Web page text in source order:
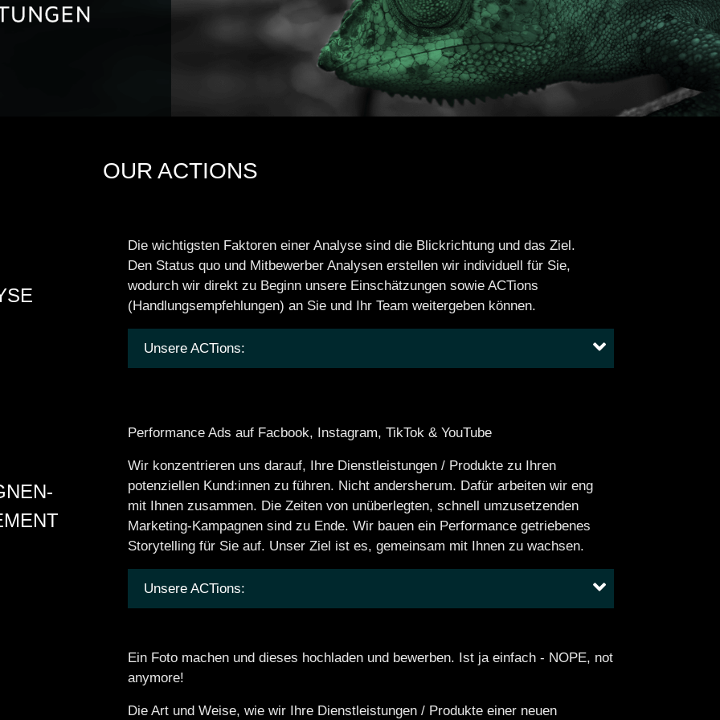
OUR ACTIONS
Die wichtigsten Faktoren einer Analyse sind die Blickrichtung und das Ziel.
Den Status quo und Mitbewerber Analysen erstellen wir individuell für Sie,
wodurch wir direkt zu Beginn unsere Einschätzungen sowie ACTions
(Handlungsempfehlungen) an Sie und Ihr Team weitergeben können.
Unsere ACTions:
Performance Ads auf Facbook, Instagram, TikTok & YouTube
Wir konzentrieren uns darauf, Ihre Dienstleistungen / Produkte zu Ihren
potenziellen Kund:innen zu führen. Nicht andersherum. Dafür arbeiten wir eng
mit Ihnen zusammen. Die Zeiten von unüberlegten, schnell umzusetzenden
Marketing-Kampagnen sind zu Ende. Wir bauen ein Performance getriebenes
Storytelling für Sie auf. Unser Ziel ist es, gemeinsam mit Ihnen zu wachsen.
Unsere ACTions:
Ein Foto machen und dieses hochladen und bewerben. Ist ja einfach - NOPE, not
anymore!
Die Art und Weise, wie wir Ihre Dienstleistungen / Produkte einer neuen